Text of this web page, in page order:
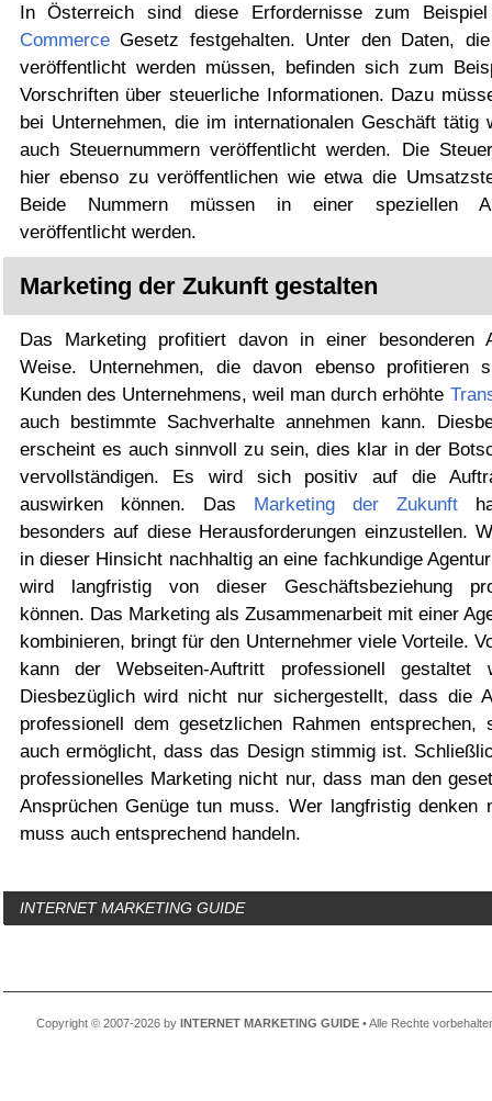
In Österreich sind diese Erfordernisse zum
CommerceGesetz festgehalten. Unter den Daten,
veröffentlicht werden müssen, befinden sich zum
Vorschriften über steuerliche Informationen. Dazu
bei Unternehmen, die im internationalen Geschäft tätig
auch Steuernummern veröffentlicht werden. Die
hier ebenso zu veröffentlichen wie etwa die
Beide Nummern müssen in einer speziellen
veröffentlicht werden.
Marketing der Zukunft gestalten
Das Marketing profitiert davon in einer besonderen
Weise. Unternehmen, die davon ebenso profitieren
Kunden des Unternehmens, weil man durch erhöhte
auch bestimmte Sachverhalte annehmen kann.
erscheint es auch sinnvoll zu sein, dies klar in der
vervollständigen. Es wird sich positiv auf die
auswirken können. Das Marketing der Zukunft
besonders auf diese Herausforderungen einzustellen.
in dieser Hinsicht nachhaltig an eine fachkundige
wird langfristig von dieser Geschäftsbeziehung
können. Das Marketing als Zusammenarbeit mit einer
kombinieren, bringt für den Unternehmer viele Vorteile.
kann der Webseiten-Auftritt professionell gestaltet
Diesbezüglich wird nicht nur sichergestellt, dass die
professionell dem gesetzlichen Rahmen entsprechen,
auch ermöglicht, dass das Design stimmig ist.
professionelles Marketing nicht nur, dass man den
Ansprüchen Genüge tun muss. Wer langfristig denken
muss auch entsprechend handeln.
INTERNET MARKETING GUIDE
Copyright © 2007-2026 by INTERNET MARKETING GUIDE• Alle Rechte